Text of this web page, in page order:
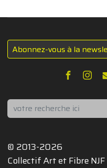
Abonnez-vous à la
Rechercher
© 2013-2026
Collectif Art et Fibre NJF